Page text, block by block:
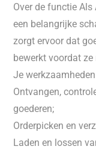
Over de functie
een belangrijke
zorgt ervoor dat
bewerkt voordat
Je
Ontvangen,
goederen;
Orderpicken en
Laden en lossen